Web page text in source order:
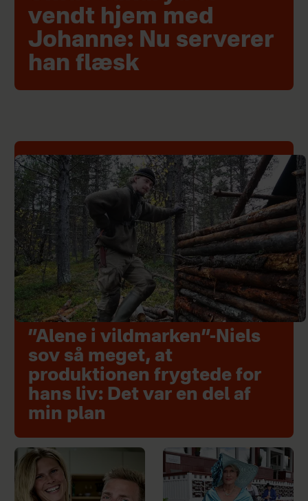
vendt hjem med
Johanne: Nu serverer
han flæsk
”Alene i vildmarken”-Niels
sov så meget, at
produktionen frygtede for
hans liv: Det var en del af
min plan